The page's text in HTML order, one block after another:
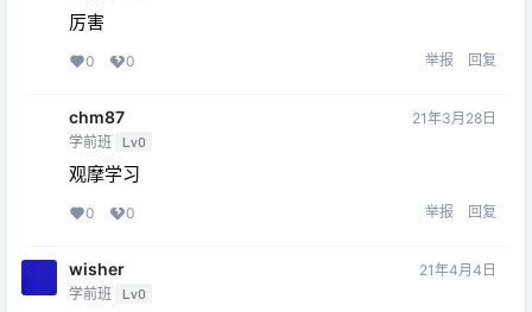
厉害
0 0 举报 回复
chm87
学前班 Lv0
21年3月28日
观摩学习
0 0 举报 回复
wisher
学前班 Lv0
21年4月4日